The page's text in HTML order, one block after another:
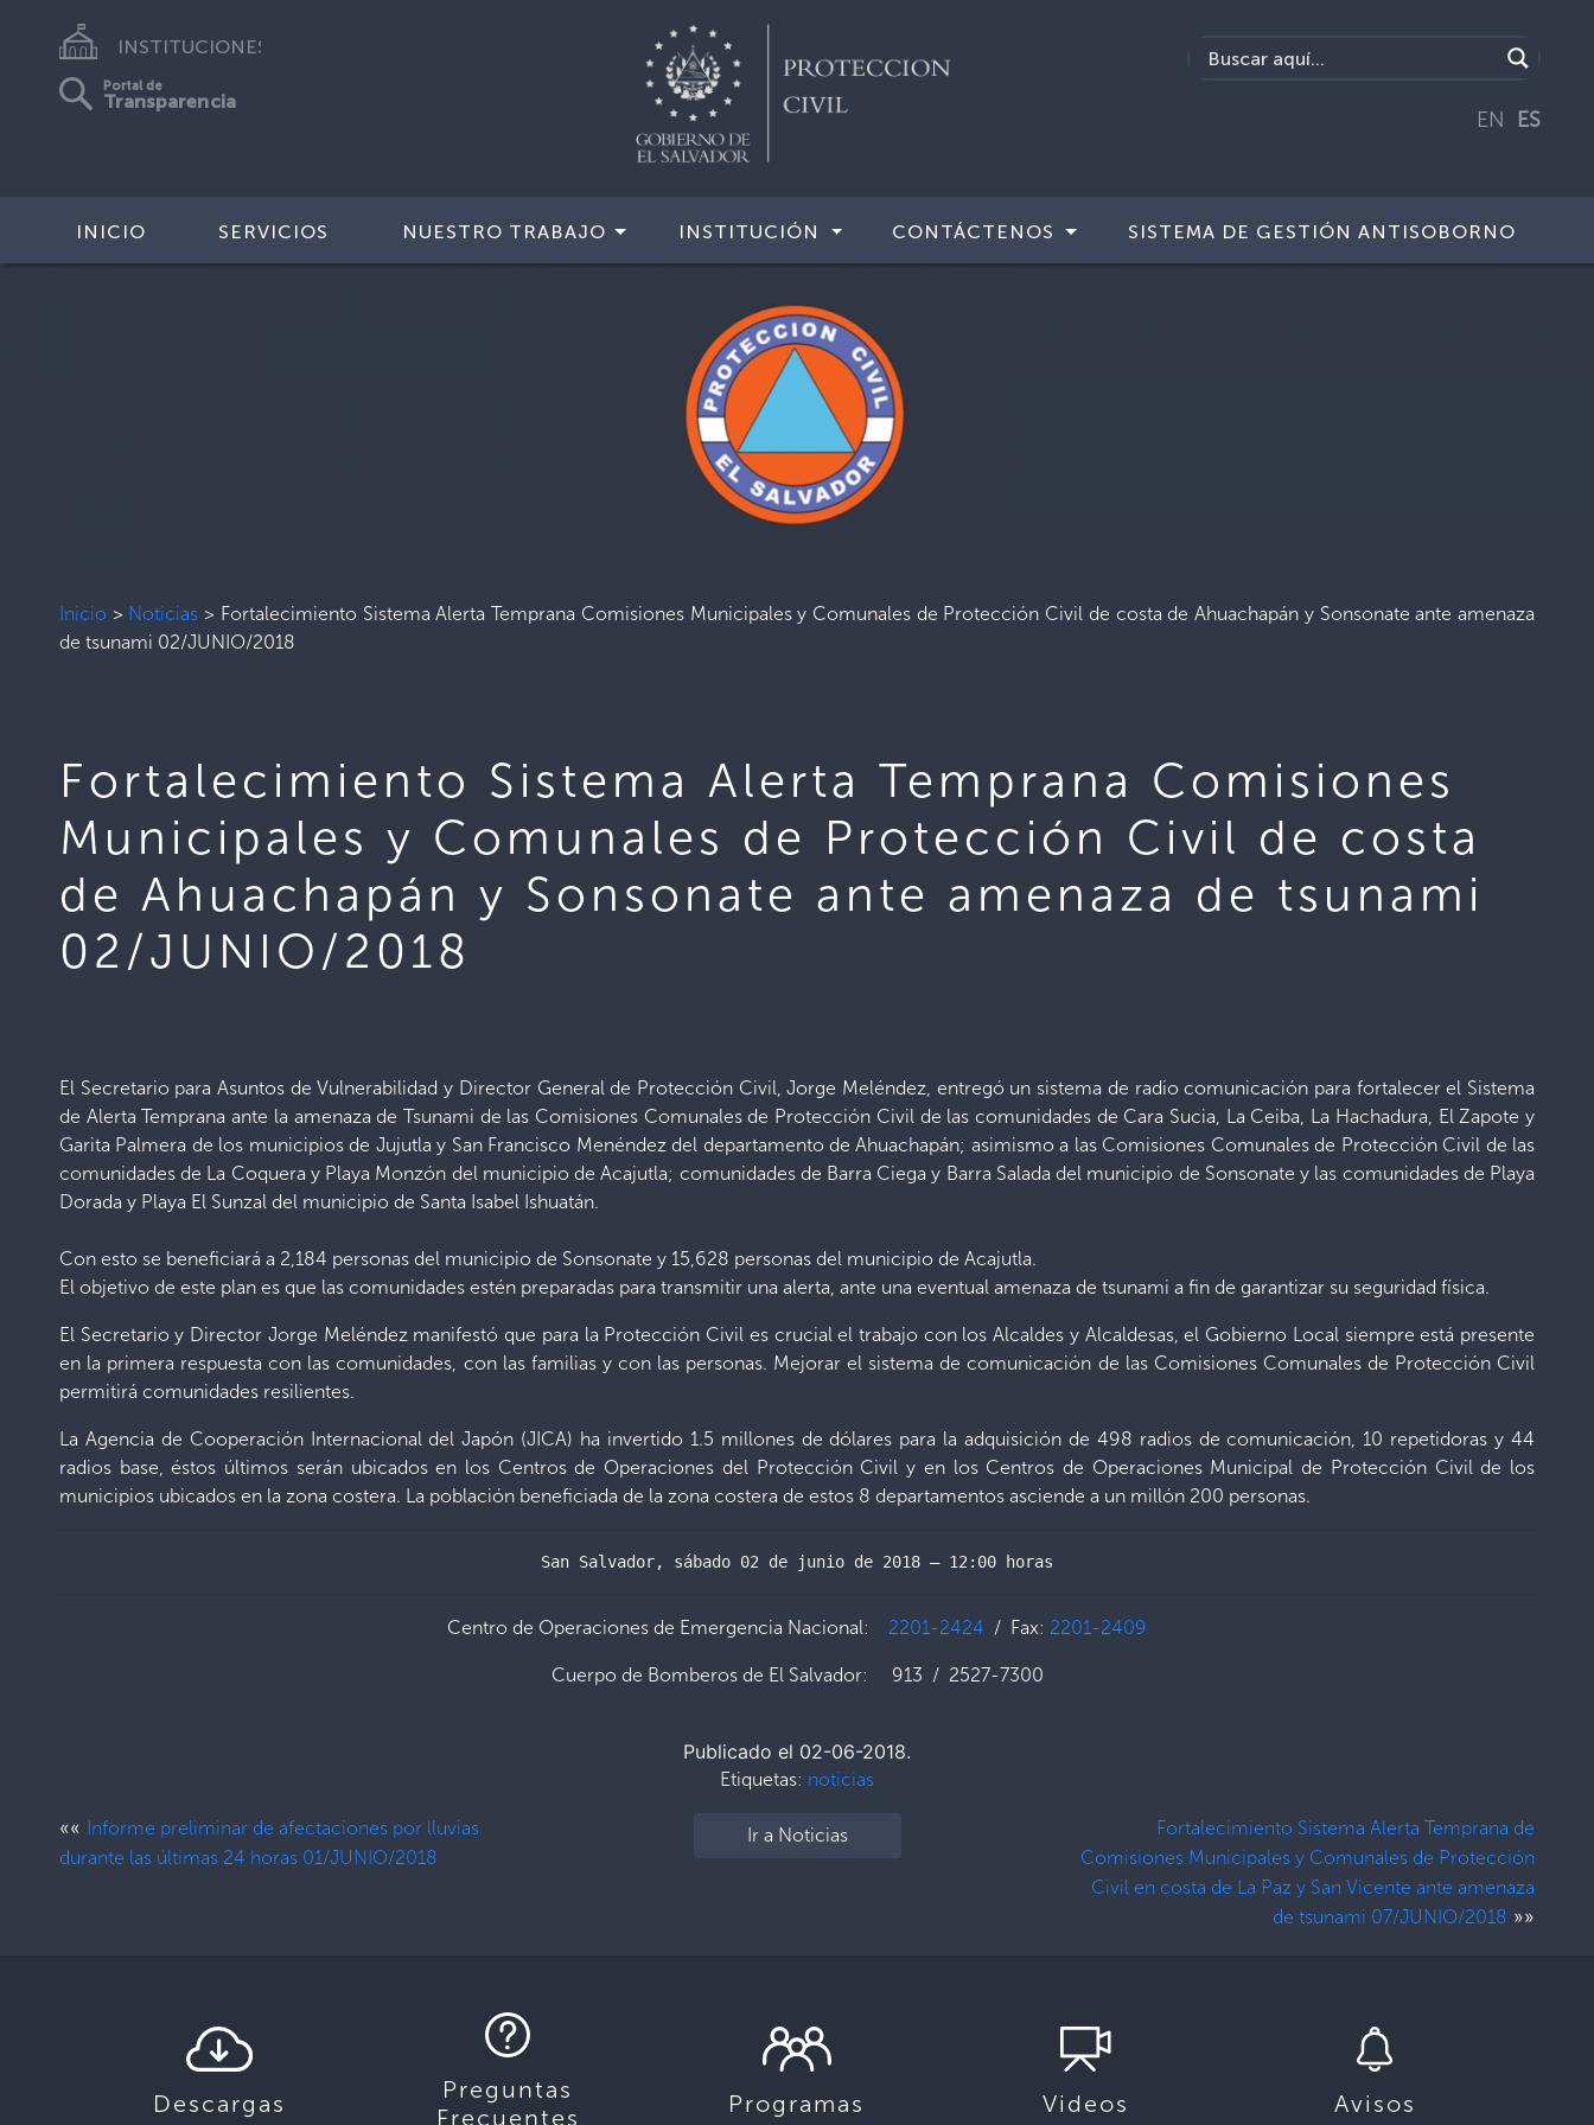
INSTITUCIONES
Portal de
Transparencia
EN ES
INICIO SERVICIOS NUESTRO TRABAJO INSTITUCIÓN CONTÁCTENOS SISTEMA DE GESTIÓN ANTISOBORNO
Inicio > Noticias > Fortalecimiento Sistema Alerta Temprana Comisiones Municipales y Comunales de Protección Civil de costa de Ahuachapán y Sonsonate ante amenaza
de tsunami 02/JUNIO/2018
Fortalecimiento Sistema Alerta Temprana Comisiones
Municipales y Comunales de Protección Civil de costa
de Ahuachapán y Sonsonate ante amenaza de tsunami
02/JUNIO/2018
El Secretario para Asuntos de Vulnerabilidad y Director General de Protección Civil, Jorge Meléndez, entregó un sistema de radio comunicación para fortalecer el Sistema
de Alerta Temprana ante la amenaza de Tsunami de las Comisiones Comunales de Protección Civil de las comunidades de Cara Sucia, La Ceiba, La Hachadura, El Zapote y
Garita Palmera de los municipios de Jujutla y San Francisco Menéndez del departamento de Ahuachapán; asimismo a las Comisiones Comunales de Protección Civil de las
comunidades de La Coquera y Playa Monzón del municipio de Acajutla; comunidades de Barra Ciega y Barra Salada del municipio de Sonsonate y las comunidades de Playa
Dorada y Playa El Sunzal del municipio de Santa Isabel Ishuatán.
Con esto se beneficiará a 2,184 personas del municipio de Sonsonate y 15,628 personas del municipio de Acajutla.
El objetivo de este plan es que las comunidades estén preparadas para transmitir una alerta, ante una eventual amenaza de tsunami a fin de garantizar su seguridad física.
El Secretario y Director Jorge Meléndez manifestó que para la Protección Civil es crucial el trabajo con los Alcaldes y Alcaldesas, el Gobierno Local siempre está presente
en la primera respuesta con las comunidades, con las familias y con las personas. Mejorar el sistema de comunicación de las Comisiones Comunales de Protección Civil
permitirá comunidades resilientes.
La Agencia de Cooperación Internacional del Japón (JICA) ha invertido 1.5 millones de dólares para la adquisición de 498 radios de comunicación, 10 repetidoras y 44
radios base, éstos últimos serán ubicados en los Centros de Operaciones del Protección Civil y en los Centros de Operaciones Municipal de Protección Civil de los
municipios ubicados en la zona costera. La población beneficiada de la zona costera de estos 8 departamentos asciende a un millón 200 personas.
San Salvador, sábado 02 de junio de 2018 – 12:00 horas
Centro de Operaciones de Emergencia Nacional: 2201-2424 / Fax: 2201-2409
Cuerpo de Bomberos de El Salvador: 913 / 2527-7300
Publicado el 02-06-2018.
Etiquetas: noticias
«« Informe preliminar de afectaciones por lluvias
durante las últimas 24 horas 01/JUNIO/2018
Ir a Noticias
Fortalecimiento Sistema Alerta Temprana de
Comisiones Municipales y Comunales de Protección
Civil en costa de La Paz y San Vicente ante amenaza
de tsunami 07/JUNIO/2018 »»
Descargas
Preguntas
Frecuentes
Programas Videos Avisos